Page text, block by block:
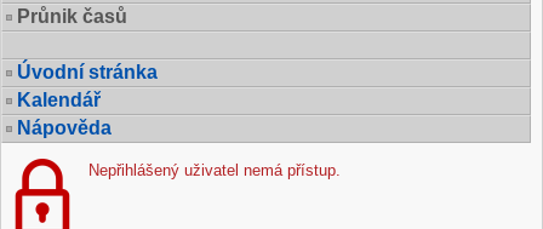
Průnik časů
Úvodní stránka
Kalendář
Nápověda
Nepřihlášený uživatel nemá přístup.